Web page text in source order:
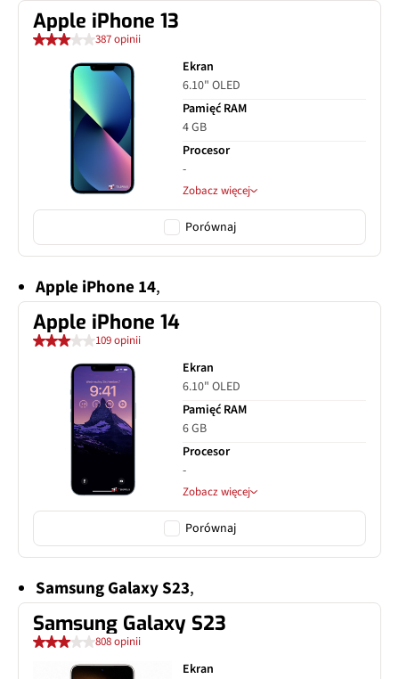
Apple iPhone 13
387 opinii
Ekran
6.10" OLED
Pamięć RAM
4 GB
Procesor
-
Zobacz więcej
Porównaj
Apple iPhone 14,
Apple iPhone 14
109 opinii
Ekran
6.10" OLED
Pamięć RAM
6 GB
Procesor
-
Zobacz więcej
Porównaj
Samsung Galaxy S23,
Samsung Galaxy S23
808 opinii
Ekran